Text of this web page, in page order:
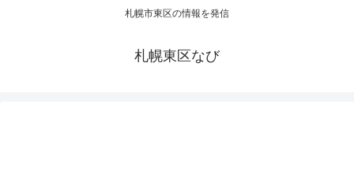
札幌市東区の情報を発信
札幌東区なび